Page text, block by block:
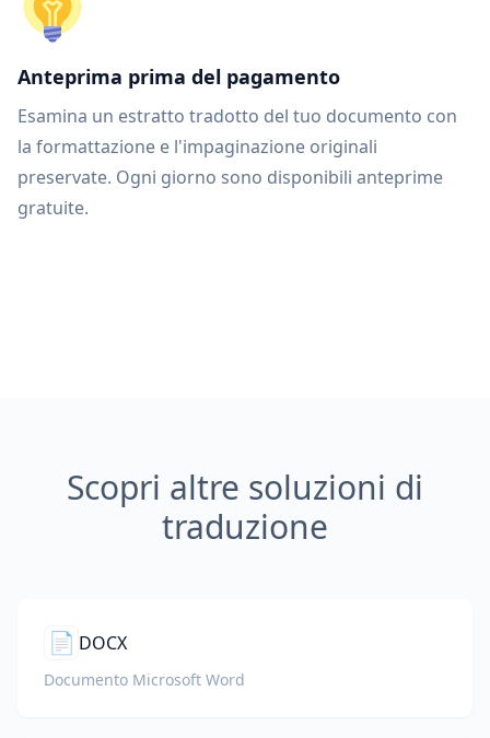
Anteprima prima del pagamento
Esamina un estratto tradotto del tuo documento con
la formattazione e l'impaginazione originali
preservate. Ogni giorno sono disponibili anteprime
gratuite.
Scopri altre soluzioni di
traduzione
📄 DOCX
Documento Microsoft Word